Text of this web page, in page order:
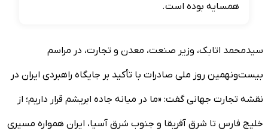
همسایه بوده است.
سیدمحمد اتابک، وزیر صنعت، معدن و تجارت، در مراسم
بیست‌ونهمین روز ملی صادرات با تأکید بر جایگاه راهبردی ایران در
نقشه تجارت جهانی گفت: «ما در میانه جاده ابریشم قرار داریم؛ از
خلیج فارس تا شرق آفریقا و جنوب شرق آسیا، ایران همواره مسیری